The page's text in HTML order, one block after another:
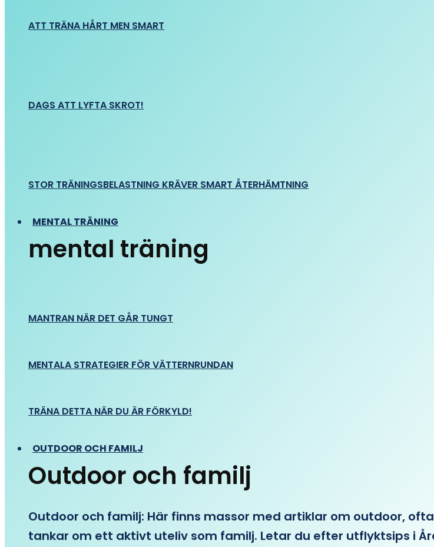
ATT TRÄNA HÅRT MEN SMART
DAGS ATT LYFTA SKROT!
STOR TRÄNINGSBELASTNING KRÄVER SMART ÅTERHÄMTNING
MENTAL TRÄNING
mental träning
MANTRAN NÄR DET GÅR TUNGT
MENTALA STRATEGIER FÖR VÄTTERNRUNDAN
TRÄNA DETTA NÄR DU ÄR FÖRKYLD!
OUTDOOR OCH FAMILJ
Outdoor och familj
Outdoor och familj: Här finns massor med artiklar om outdoor,
tankar om ett aktivt uteliv som familj. Letar du efter utflyktsips i